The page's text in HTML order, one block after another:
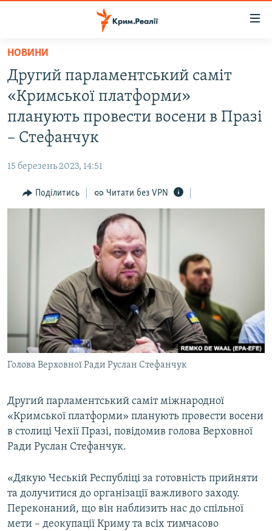
Перейти
основного
матеріалу
Перейти
до
основної
Перейти
пошуку
ВОДА.КРИМ
ВІДЕО ТА ФОТО
ПОЛІТИКА
ПОГЛЯД
ІНТЕРВ'Ю
ВІДЕОУРОКИ «ELIFBE»
СВІДЧЕННЯ ОКУПАЦІЇ
УКРАЇНСЬКА ПРОБЛЕМА КРИМУ
ІНФОГРАФІКА
ЯК ОБІЙТИ БЛОКУВАННЯ
Qırımtatar
ДОЛУЧАЙСЯ!
Усі сайти RFE/RL
НОВИНИ
Другий парламентський саміт
«Кримської платформи»
планують провести восени в Празі
– Стефанчук
15 березень 2023, 14:51
Поділитись Читати без VPN
Голова Верховної Ради Руслан Стефанчук
Другий парламентський саміт міжнародної
«Кримської платформи» планують провести восени
в столиці Чехії Празі, повідомив голова Верховної
Ради Руслан Стефанчук.
«Дякую Чеській Республіці за готовність прийняти
та долучитися до організації важливого заходу.
Переконаний, що він наблизить нас до спільної
мети – деокупації Криму та всіх тимчасово